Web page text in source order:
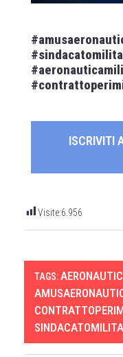
#
ISCRIVITI
Visite:6.956
TAGS: